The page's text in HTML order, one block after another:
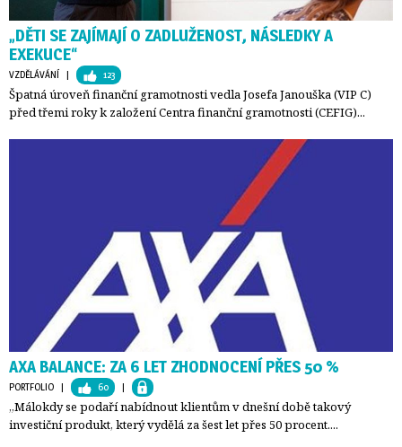
„DĚTI SE ZAJÍMAJÍ O ZADLUŽENOST, NÁSLEDKY A
EXEKUCE“
VZDĚLÁVÁNÍ | 123
Špatná úroveň finanční gramotnosti vedla Josefa Janouška (VIP C)
před třemi roky k založení Centra finanční gramotnosti (CEFIG)...
AXA BALANCE: ZA 6 LET ZHODNOCENÍ PŘES 50 %
PORTFOLIO | 60 |
„Málokdy se podaří nabídnout klientům v dnešní době takový
investiční produkt, který vydělá za šest let přes 50 procent....